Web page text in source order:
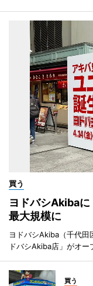
買う
ヨドバシAkiba
最大規模に
ヨドバシAkiba（千代田
ドバシAkiba店」がオー
買う